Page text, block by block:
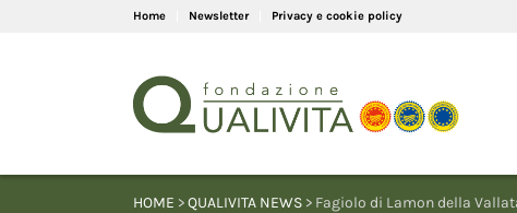
Home Newsletter Privacy e cookie policy
HOME >QUALIVITA NEWS > Fagiolo di Lamon della